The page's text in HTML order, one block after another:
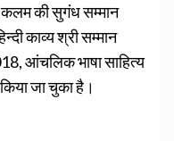
कलम की सुगंध सम्मान
काव्य श्री सम्मान
आंचलिक भाषा साहित्य
जा चुका है।